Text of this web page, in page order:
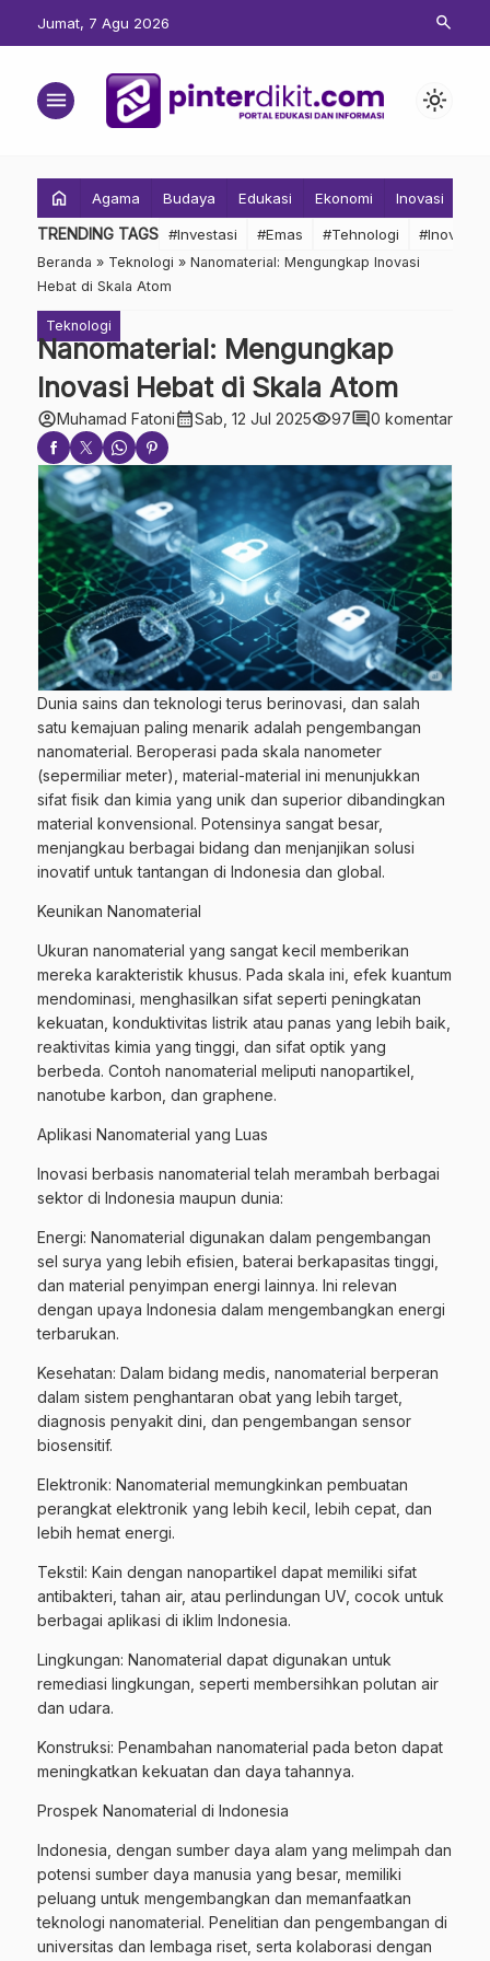
Jumat, 7 Agu 2026 search
menu light_mode
home Agama Budaya Edukasi Ekonomi Inovasi
TRENDING TAGS #Investasi #Emas #Tehnologi #Inovasi
Beranda » Teknologi » Nanomaterial: Mengungkap Inovasi
Hebat di Skala Atom
Teknologi
Nanomaterial: Mengungkap
Inovasi Hebat di Skala Atom
account_circleMuhamad Fatonicalendar_monthSab, 12 Jul 2025visibility97comment0 komentar
Dunia sains dan teknologi terus berinovasi, dan salah
satu kemajuan paling menarik adalah pengembangan
nanomaterial. Beroperasi pada skala nanometer
(sepermiliar meter), material-material ini menunjukkan
sifat fisik dan kimia yang unik dan superior dibandingkan
material konvensional. Potensinya sangat besar,
menjangkau berbagai bidang dan menjanjikan solusi
inovatif untuk tantangan di Indonesia dan global.
Keunikan Nanomaterial
Ukuran nanomaterial yang sangat kecil memberikan
mereka karakteristik khusus. Pada skala ini, efek kuantum
mendominasi, menghasilkan sifat seperti peningkatan
kekuatan, konduktivitas listrik atau panas yang lebih baik,
reaktivitas kimia yang tinggi, dan sifat optik yang
berbeda. Contoh nanomaterial meliputi nanopartikel,
nanotube karbon, dan graphene.
Aplikasi Nanomaterial yang Luas
Inovasi berbasis nanomaterial telah merambah berbagai
sektor di Indonesia maupun dunia:
Energi: Nanomaterial digunakan dalam pengembangan
sel surya yang lebih efisien, baterai berkapasitas tinggi,
dan material penyimpan energi lainnya. Ini relevan
dengan upaya Indonesia dalam mengembangkan energi
terbarukan.
Kesehatan: Dalam bidang medis, nanomaterial berperan
dalam sistem penghantaran obat yang lebih target,
diagnosis penyakit dini, dan pengembangan sensor
biosensitif.
Elektronik: Nanomaterial memungkinkan pembuatan
perangkat elektronik yang lebih kecil, lebih cepat, dan
lebih hemat energi.
Tekstil: Kain dengan nanopartikel dapat memiliki sifat
antibakteri, tahan air, atau perlindungan UV, cocok untuk
berbagai aplikasi di iklim Indonesia.
Lingkungan: Nanomaterial dapat digunakan untuk
remediasi lingkungan, seperti membersihkan polutan air
dan udara.
Konstruksi: Penambahan nanomaterial pada beton dapat
meningkatkan kekuatan dan daya tahannya.
Prospek Nanomaterial di Indonesia
Indonesia, dengan sumber daya alam yang melimpah dan
potensi sumber daya manusia yang besar, memiliki
peluang untuk mengembangkan dan memanfaatkan
teknologi nanomaterial. Penelitian dan pengembangan di
universitas dan lembaga riset, serta kolaborasi dengan